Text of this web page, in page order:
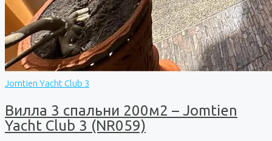
Jomtien Yacht Club 3
Вилла 3 спальни 200м2 – Jomtien
Yacht Club 3 (NR059)